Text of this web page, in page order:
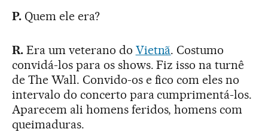
P. Quem ele era?
R.Era um veterano do Vietnã. Costumo
convidá-los para os shows. Fiz isso na turnê
de The Wall. Convido-os e fico com eles no
intervalo do concerto para cumprimentá-los.
Aparecem ali homens feridos, homens com
queimaduras.